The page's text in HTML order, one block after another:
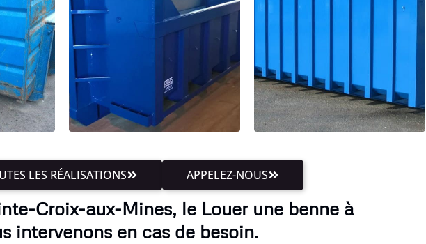
LES RÉALISATIONS APPELEZ-NOUS
Croix-aux-Mines, le Louer une benne à
intervenons en cas de besoin.